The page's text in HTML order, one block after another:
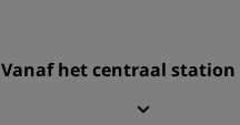
Vanaf het centraal station